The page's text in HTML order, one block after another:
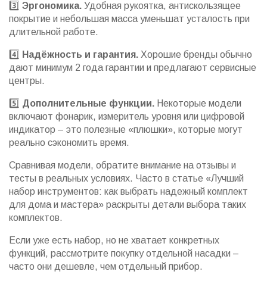
3️⃣ Эргономика. Удобная рукоятка, антискользящее
покрытие и небольшая масса уменьшат усталость при
длительной работе.
4️⃣ Надёжность и гарантия. Хорошие бренды обычно
дают минимум 2 года гарантии и предлагают сервисные
центры.
5️⃣ Дополнительные функции. Некоторые модели
включают фонарик, измеритель уровня или цифровой
индикатор – это полезные «плюшки», которые могут
реально сэкономить время.
Сравнивая модели, обратите внимание на отзывы и
тесты в реальных условиях. Часто в статье «Лучший
набор инструментов: как выбрать надежный комплект
для дома и мастера» раскрыты детали выбора таких
комплектов.
Если уже есть набор, но не хватает конкретных
функций, рассмотрите покупку отдельной насадки –
часто они дешевле, чем отдельный прибор.